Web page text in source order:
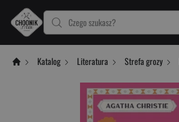
Czego szukasz?
Katalog Literatura Strefa grozy